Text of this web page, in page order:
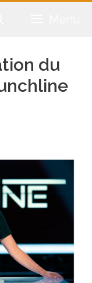
du